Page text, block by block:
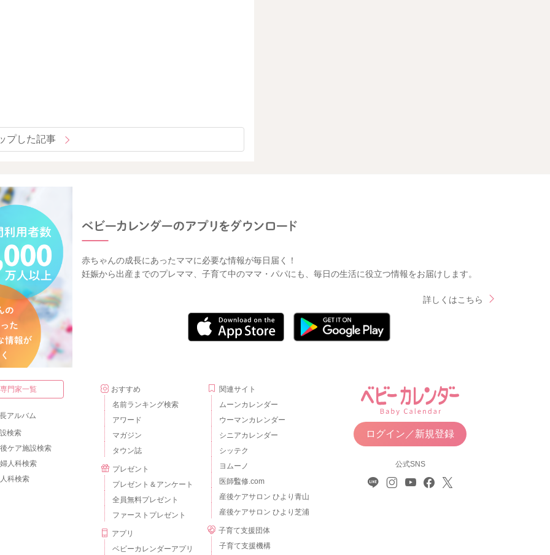
プした記事
赤ちゃんの成長にあったママに必要な情報が毎日届く！
妊娠から出産までのプレママ、子育て中のママ・パパにも、毎日の生活に役立つ情報をお届けします。
詳しくはこちら
門家一覧
アルバム
検索
ケア施設検索
人科検索
科検索
おすすめ
名前ランキング検索
アワード
マガジン
タウン誌
プレゼント
プレゼント＆アンケート
全員無料プレゼント
ファーストプレゼント
アプリ
ベビーカレンダーアプリ
関連サイト
ムーンカレンダー
ウーマンカレンダー
シニアカレンダー
シッテク
ヨムーノ
医師監修.com
産後ケアサロン ひより青山
産後ケアサロン ひより芝浦
子育て支援団体
子育て支援機構
ログイン／新規登録
公式SNS